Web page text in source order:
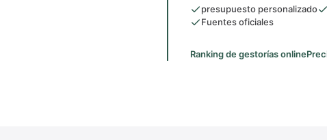
presupuesto personalizado
Fuentes oficiales
Ranking de gestorías online